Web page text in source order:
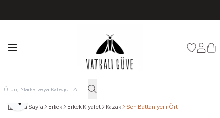
Favorilerim
Ana Sayfa Erkek Erkek Kıyafet Kazak Sen Battaniyeni Ört
Paylaş